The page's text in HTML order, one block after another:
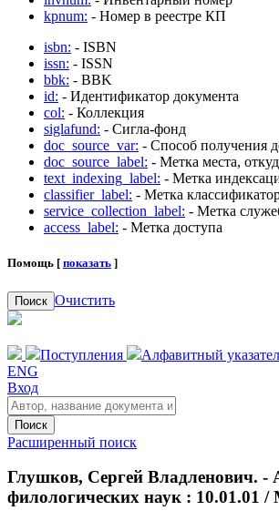
kpnum: - Номер в реестре КП
isbn: - ISBN
issn: - ISSN
bbk: - BBK
id: - Идентификатор документа
col: - Коллекция
siglafund: - Сигла-фонд
doc_source_var: - Способ получения
doc_source_label: - Метка места,
text_indexing_label: - Метка
classifier_label: - Метка
service_collection_label: - Метка
access_label: - Метка доступа
Помощь [ показать ]
Поиск Очистить
Поступления Алфавитный
ENG
Вход
Поиск
Расширенный поиск
Глушков, Сергей Владленович. -
филологических наук : 10.01.01